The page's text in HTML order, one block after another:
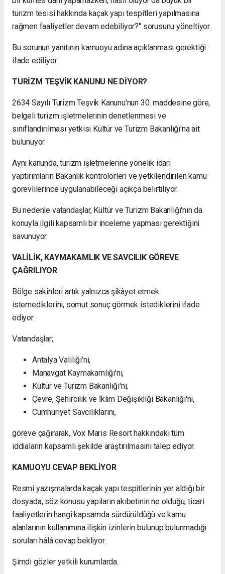
turizm tesisi hakkında kaçak yapı tespitleri yapılmasına
rağmen faaliyetler devam edebiliyor?" sorusunu yöneltiyor.
Bu sorunun yanıtının kamuoyu adına açıklanması gerektiği
ifade ediliyor.
TURİZM TEŞVİK KANUNU NE DİYOR?
2634 Sayılı Turizm Teşvik Kanunu'nun 30. maddesine göre,
belgeli turizm işletmelerinin denetlenmesi ve
sınıflandırılması yetkisi Kültür ve Turizm Bakanlığı'na ait
bulunuyor.
Aynı kanunda, turizm işletmelerine yönelik idari
yaptırımların Bakanlık kontrolörleri ve yetkilendirilen kamu
görevlilerince uygulanabileceği açıkça belirtiliyor.
Bu nedenle vatandaşlar, Kültür ve Turizm Bakanlığı'nın da
konuyla ilgili kapsamlı bir inceleme yapması gerektiğini
savunuyor.
VALİLİK, KAYMAKAMLIK VE SAVCILIK GÖREVE
ÇAĞRILIYOR
Bölge sakinleri artık yalnızca şikâyet etmek
istemediklerini, somut sonuç görmek istediklerini ifade
ediyor.
Vatandaşlar;
Antalya Valiliği'ni,
Manavgat Kaymakamlığı'nı,
Kültür ve Turizm Bakanlığı'nı,
Çevre, Şehircilik ve İklim Değişikliği Bakanlığı'nı,
Cumhuriyet Savcılıklarını,
göreve çağırarak, Vox Maris Resort hakkındaki tüm
iddiaların kapsamlı şekilde araştırılmasını talep ediyor.
KAMUOYU CEVAP BEKLİYOR
Resmi yazışmalarda kaçak yapı tespitlerinin yer aldığı bir
dosyada, söz konusu yapıların akıbetinin ne olduğu, ticari
faaliyetlerin hangi kapsamda sürdürüldüğü ve kamu
alanlarının kullanımına ilişkin izinlerin bulunup bulunmadığı
soruları hâlâ cevap bekliyor.
Şimdi gözler yetkili kurumlarda.